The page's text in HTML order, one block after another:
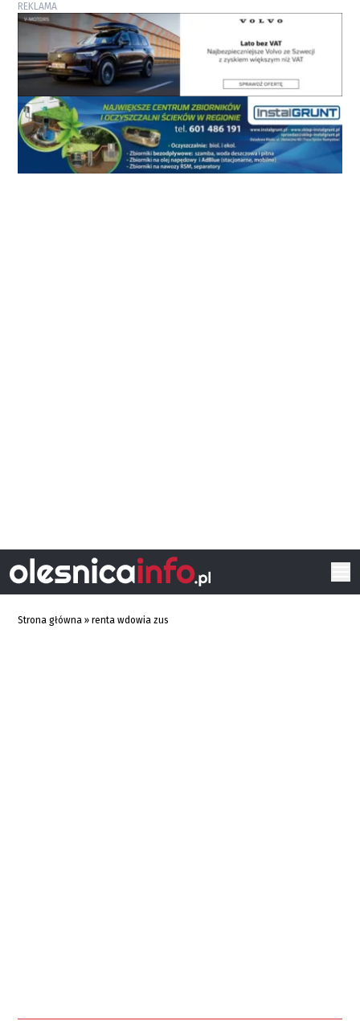
REKLAMA
Strona główna »renta wdowia zus